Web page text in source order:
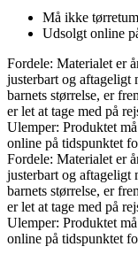
Må ikke
Udsolgt online
Fordele: Materialet er
justerbart og aftageligt
barnets størrelse, er
er let at tage med på
Ulemper: Produktet
online på tidspunktet
Fordele: Materialet er
justerbart og aftageligt
barnets størrelse, er
er let at tage med på
Ulemper: Produktet
online på tidspunktet